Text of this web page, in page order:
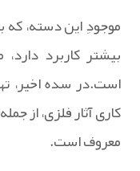
موجودِ این‌ دسته‌، که‌
بیشتر کاربرد
است.در سده اخیر،
کاری‌ آثار فلزی‌، از
معروف‌ است‌.